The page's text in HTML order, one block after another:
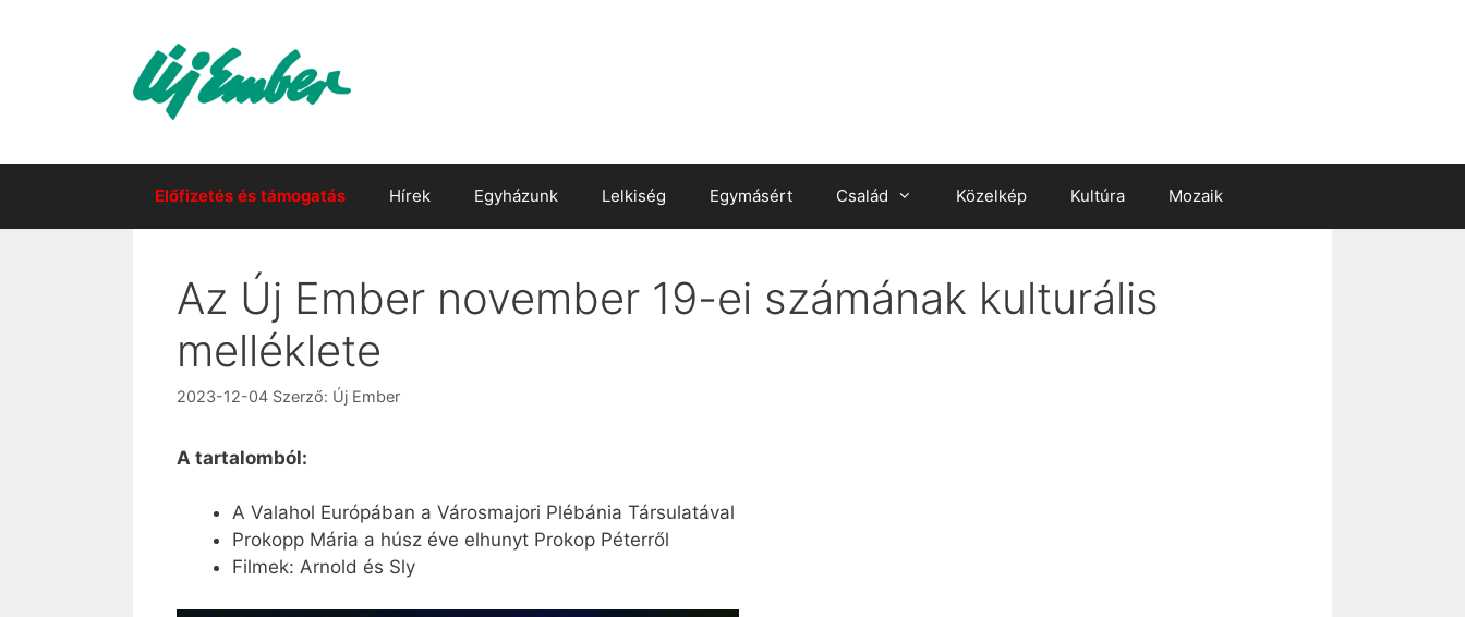
Előfizetés és támogatás Hírek Egyházunk Lelkiség Egymásért Család Közelkép Kultúra Mozaik
Az Új Ember november 19-ei számának kulturális
melléklete
2023-12-04 Szerző: Új Ember
A tartalomból:
A Valahol Európában a Városmajori Plébánia Társulatával
Prokopp Mária a húsz éve elhunyt Prokop Péterről
Filmek: Arnold és Sly